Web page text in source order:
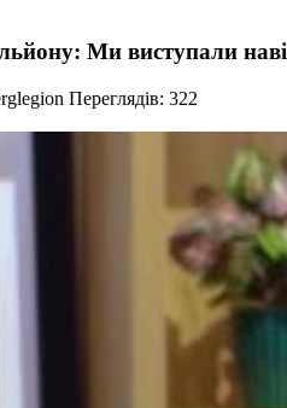
Ми виступали
Переглядів: 322